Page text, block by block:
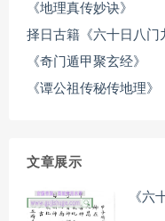
《地理真传妙诀》
择日古籍《六十日八门
《奇门遁甲聚玄经》
《谭公祖传秘传地理》
文章展示
《六